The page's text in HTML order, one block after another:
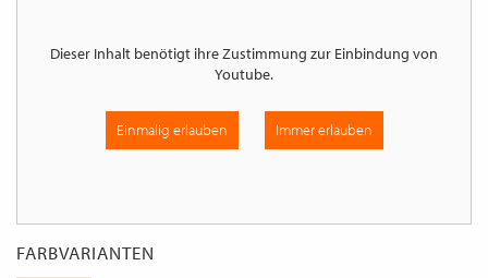
Dieser Inhalt benötigt ihre Zustimmung zur Einbindung von
Youtube.
Einmalig erlauben Immer erlauben
FARBVARIANTEN